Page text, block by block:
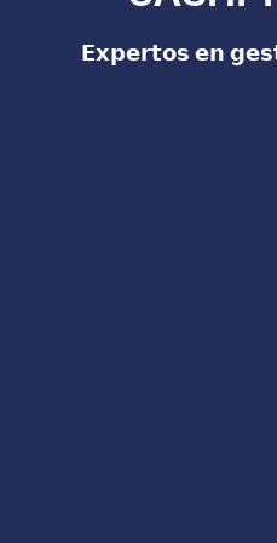
𝗘𝘅𝗽𝗲𝗿𝘁𝗼𝘀 𝗲𝗻